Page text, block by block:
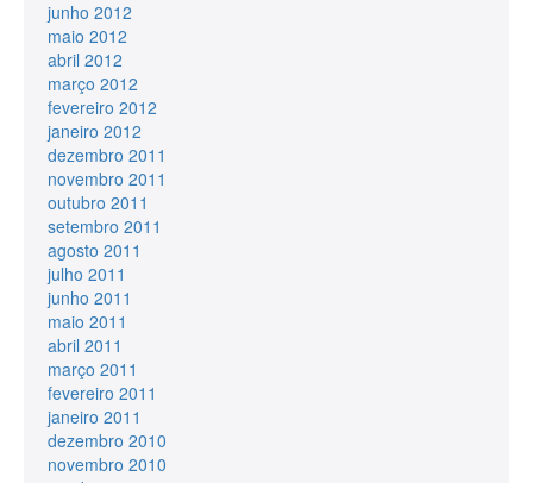
junho 2012
maio 2012
abril 2012
março 2012
fevereiro 2012
janeiro 2012
dezembro 2011
novembro 2011
outubro 2011
setembro 2011
agosto 2011
julho 2011
junho 2011
maio 2011
abril 2011
março 2011
fevereiro 2011
janeiro 2011
dezembro 2010
novembro 2010